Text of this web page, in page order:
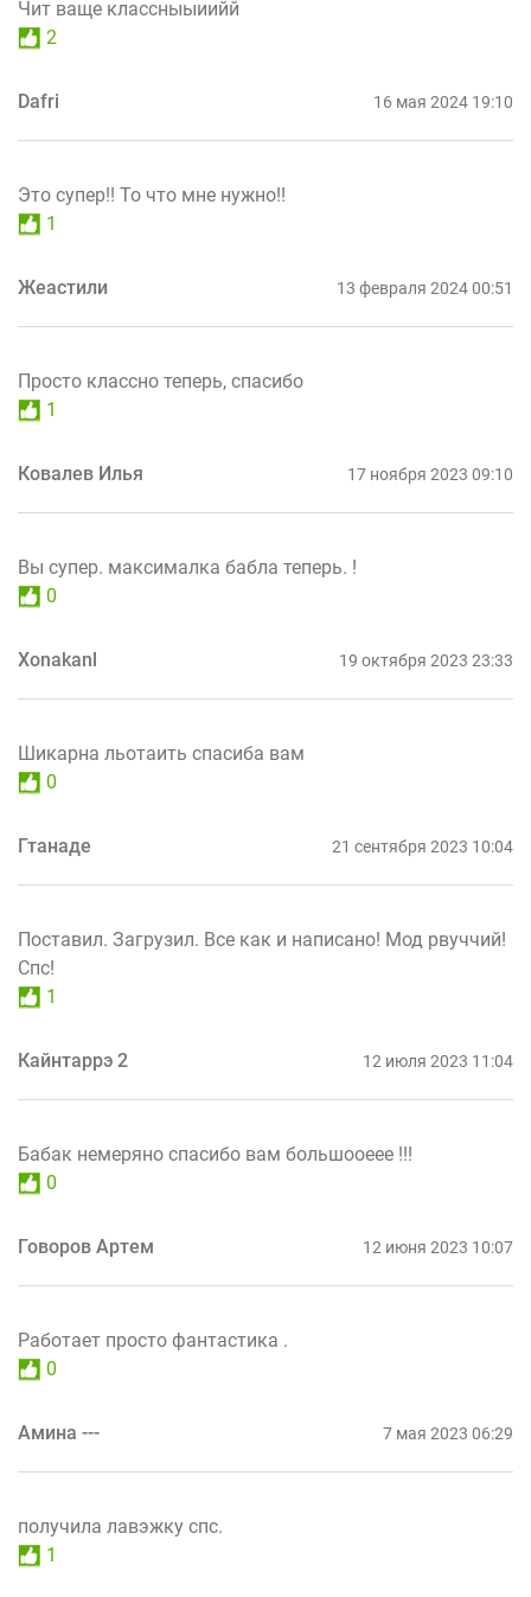
Чит ваще классныыиийй
2
Dafri 16 мая 2024 19:10
Это супер!! То что мне нужно!!
1
Жеастили 13 февраля 2024 00:51
Просто классно теперь, спасибо
1
Ковалев Илья 17 ноября 2023 09:10
Вы супер. максималка бабла теперь. !
0
Xonakanl 19 октября 2023 23:33
Шикарна льотаить спасиба вам
0
Гтанаде 21 сентября 2023 10:04
Поставил. Загрузил. Все как и написано! Мод рвуччий!
Спс!
1
Кайнтаррэ 2 12 июля 2023 11:04
Бабак немеряно спасибо вам большооеее !!!
0
Говоров Артем 12 июня 2023 10:07
Работает просто фантастика .
0
Амина --- 7 мая 2023 06:29
получила лавэжку спс.
1